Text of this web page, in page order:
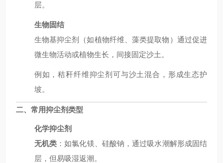
层。
生物固结
生物基抑尘剂（如植物纤维、藻类提取物）通过促进
微生物活动或植物生长，间接固定沙土。
例如，秸秆纤维抑尘剂可与沙土混合，形成生态护
坡。
二、常用抑尘剂类型
化学抑尘剂
无机类 ：如氯化镁、硅酸钠，通过吸水潮解形成固结
层，但易吸湿返潮。